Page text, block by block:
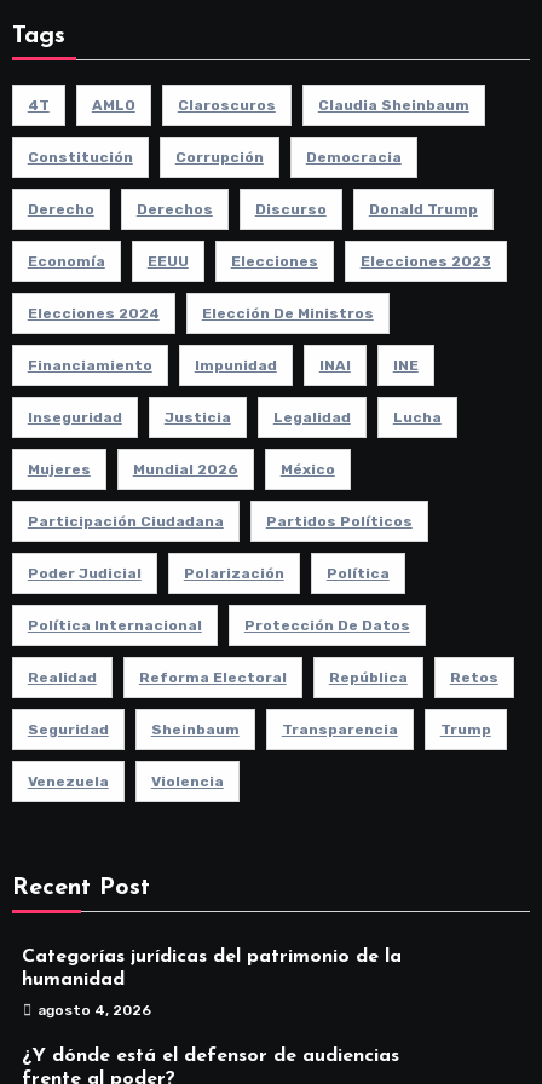
Tags
4T AMLO Claroscuros Claudia Sheinbaum
Constitución Corrupción Democracia
Derecho Derechos Discurso Donald Trump
Economía EEUU Elecciones Elecciones 2023
Elecciones 2024 Elección De Ministros
Financiamiento Impunidad INAI INE
Inseguridad Justicia Legalidad Lucha
Mujeres Mundial 2026 México
Participación Ciudadana Partidos Políticos
Poder Judicial Polarización Política
Política Internacional Protección De Datos
Realidad Reforma Electoral República Retos
Seguridad Sheinbaum Transparencia Trump
Venezuela Violencia
Recent Post
Categorías jurídicas del patrimonio de la
humanidad
agosto 4, 2026
¿Y dónde está el defensor de audiencias
frente al poder?